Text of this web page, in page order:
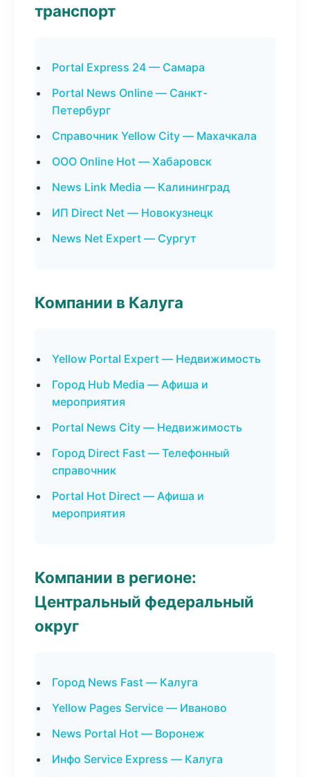
транспорт
Portal Express 24 — Самара
Portal News Online — Санкт-
Петербург
Справочник Yellow City — Махачкала
ООО Online Hot — Хабаровск
News Link Media — Калининград
ИП Direct Net — Новокузнецк
News Net Expert — Сургут
Компании в Калуга
Yellow Portal Expert — Недвижимость
Город Hub Media — Афиша и
мероприятия
Portal News City — Недвижимость
Город Direct Fast — Телефонный
справочник
Portal Hot Direct — Афиша и
мероприятия
Компании в регионе:
Центральный федеральный
округ
Город News Fast — Калуга
Yellow Pages Service — Иваново
News Portal Hot — Воронеж
Инфо Service Express — Калуга